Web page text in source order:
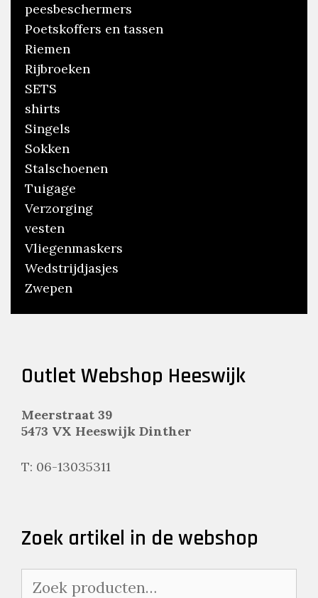
peesbeschermers
Poetskoffers en tassen
Riemen
Rijbroeken
SETS
shirts
Singels
Sokken
Stalschoenen
Tuigage
Verzorging
vesten
Vliegenmaskers
Wedstrijdjasjes
Zwepen
Outlet Webshop Heeswijk
Meerstraat 39
5473 VX Heeswijk Dinther
T: 06-13035311
Zoek artikel in de webshop
naar: